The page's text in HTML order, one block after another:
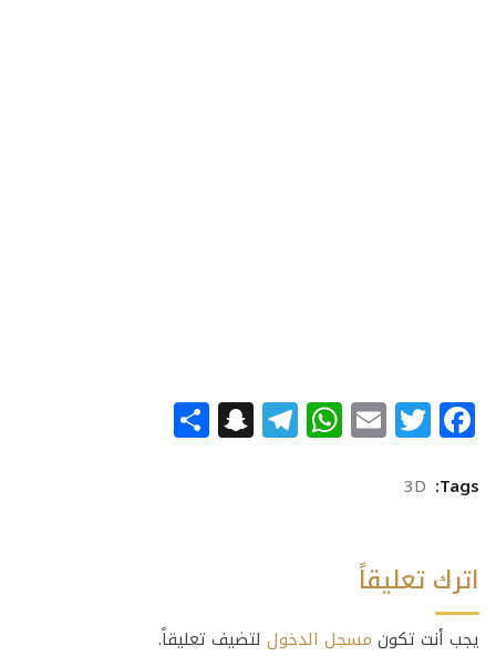
Facebook
Twitter
Email
WhatsApp
Telegram
Snapchat
Tags:
3D
اترك تعليقاً
يجب أنت تكون مسجل الدخول لتضيف تعليقاً.